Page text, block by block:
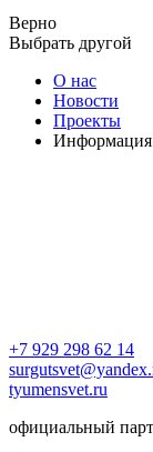
Верно
Выбрать другой
О нас
Новости
Проекты
Информация
+7 929 298 62 14
tyumensvet.ru
официальный